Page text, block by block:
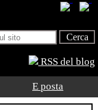
RSS del blog
E posta